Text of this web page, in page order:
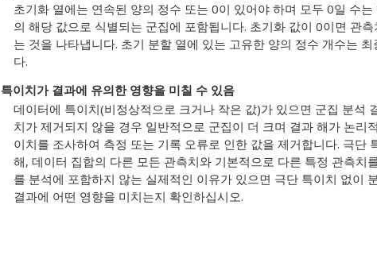
초기화 열에는 연속된 양의 정수 또는 0이 있어야 하며 모두 0일 수
의 해당 값으로 식별되는 군집에 포함됩니다. 초기화 값이 0이면 관
는 것을 나타냅니다. 초기 분할 열에 있는 고유한 양의 정수 개수는
다.
특이치가 결과에 유의한 영향을 미칠 수 있음
데이터에 특이치(비정상적으로 크거나 작은 값)가 있으면 군집 분석
치가 제거되지 않을 경우 일반적으로 군집이 더 크며 결과 해가 논리
이치를 조사하여 측정 또는 기록 오류로 인한 값을 제거합니다. 극단
해, 데이터 집합의 다른 모든 관측치와 기본적으로 다른 특정 관측치
를 분석에 포함하지 않는 실제적인 이유가 있으면 극단 특이치 없이
결과에 어떤 영향을 미치는지 확인하십시오.